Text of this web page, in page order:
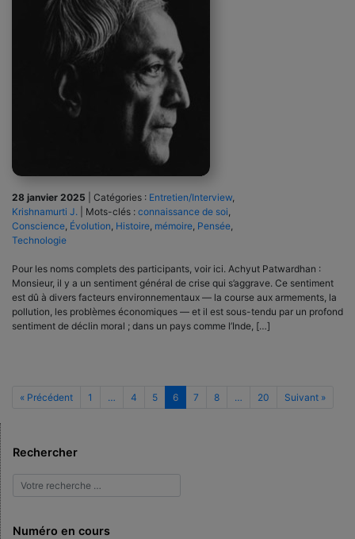
28 janvier 2025 Catégories : Entretien/Interview,
Krishnamurti J.
Mots-clés : connaissance de soi,
Conscience, Évolution, Histoire, mémoire, Pensée,
Technologie
Pour les noms complets des participants, voir ici. Achyut Patwardhan :
Monsieur, il y a un sentiment général de crise qui s’aggrave. Ce sentiment
est dû à divers facteurs environnementaux — la course aux armements, la
pollution, les problèmes économiques — et il est sous-tendu par un profond
sentiment de déclin moral ; dans un pays comme l’Inde, […]
« Précédent 1 … 4 5 6 7 8 … 20 Suivant »
Rechercher
Numéro en cours